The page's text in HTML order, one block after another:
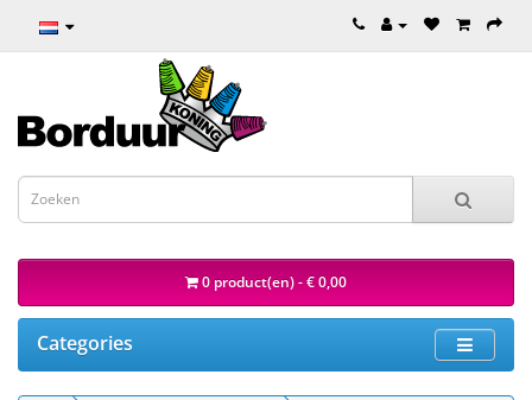
0 product(en) - € 0,00
Categories